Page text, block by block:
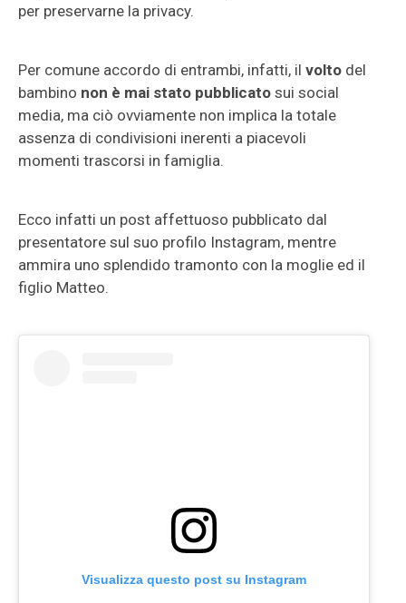
per preservarne la privacy.
Per comune accordo di entrambi, infatti, il volto del
bambino non è mai stato pubblicato sui social
media, ma ciò ovviamente non implica la totale
assenza di condivisioni inerenti a piacevoli
momenti trascorsi in famiglia.
Ecco infatti un post affettuoso pubblicato dal
presentatore sul suo profilo Instagram, mentre
ammira uno splendido tramonto con la moglie ed il
figlio Matteo.
Visualizza questo post su Instagram